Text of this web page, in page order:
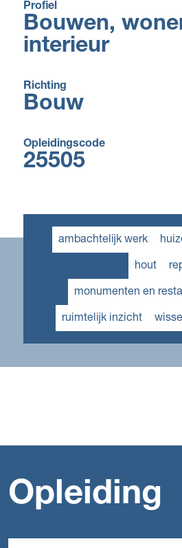
Profiel
Bouwen,
interieur
Richting
Bouw
Opleidingscode
25505
ambachtelijk werk
hout
monumenten en
ruimtelijk inzicht
Opleiding